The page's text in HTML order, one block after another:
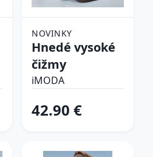
NOVINKY
Hnedé vysoké
čižmy
iMODA
42.90 €